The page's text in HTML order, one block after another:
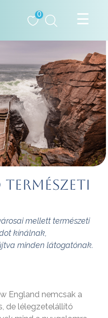
0
természeti
mellett természeti
kínálnak,
minden látogatónak.
England nemcsak a
de lélegzetelállító